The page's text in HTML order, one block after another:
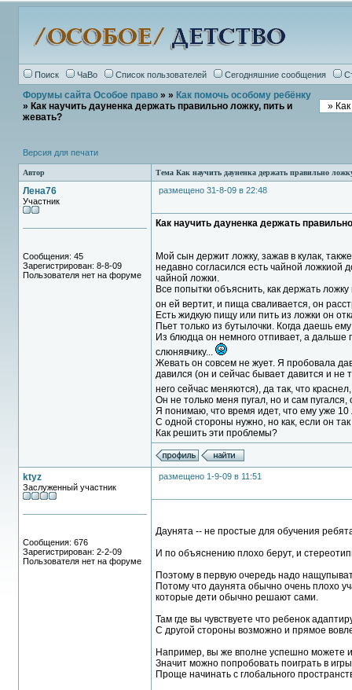
Поиск ЧаВо Список пользователей Сегодняшние сообщения
Форумы сайта Особое право» » Как помочь особому ребёнку
» Как научить дауненка держать правильно ложку, пить и
жевать?
Версия для печати
Автор Тема Как научить дауненка держать правильно
Лена76
Участник
Сообщения: 45
Зарегистрирован: 8-8-09
Пользователя нет на форуме
размещено 31-8-09 в 22:48
Как научить дауненка держать
Мой сын держит ложку, зажав в кулак,
недавно согласился есть чайной ложкиой
чайной ложки.
Все попытки объяснить, как держать
он ей вертит, и пища сваливается, он
Есть жидкую пищу или пить из ложки он
Пьет только из бутылочки. Когда даешь
Из блюдца он немного отпивает, а дальше
слюнявчику...
Жевать он совсем не жует. Я пробовала
давился (он и сейчас бывает давится и
него сейчас меняются), да так, что
Он не только меня пугал, но и сам пугался,
Я понимаю, что время идет, что ему уже 10
С одной стороны нужно, но как, если он
Как решить эти проблемы?
ktyz
Заслуженный участник
Сообщения: 676
Зарегистрирован: 2-2-09
Пользователя нет на форуме
размещено 1-9-09 в 11:51
Даунята -- не простые для обучения
И по объяснению плохо берут, и
Поэтому в первую очередь надо
Потому что даунята обычно очень плохо
которые дети обычно решают сами.
Там где вы чувствуете что ребенок
С другой стороны возможно и прямое
Например, вы же вполне успешно можете
Значит можно попробовать поиграть в
Проще начинать с глобального